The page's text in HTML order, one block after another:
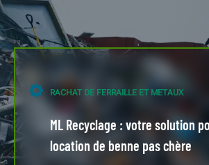
RACHAT DE FERRAILLE ET METAUX
ML Recyclage : votre solution
location de benne pas chère